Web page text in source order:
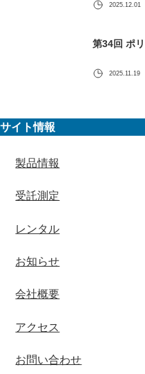
2025.12.01
第34回 ポ
2025.11.19
サイト情報
製品情報
受託測定
レンタル
お知らせ
会社概要
アクセス
お問い合わせ